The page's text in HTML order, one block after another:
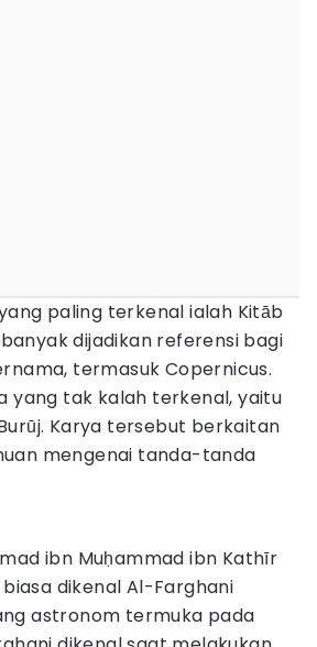
paling terkenal ialah Kitāb
dijadikan referensi bagi
termasuk Copernicus.
yang tak kalah terkenal, yaitu
Karya tersebut berkaitan
mengenai tanda-tanda
ibn Muḥammad ibn Kathīr
dikenal Al-Farghani
astronom termuka pada